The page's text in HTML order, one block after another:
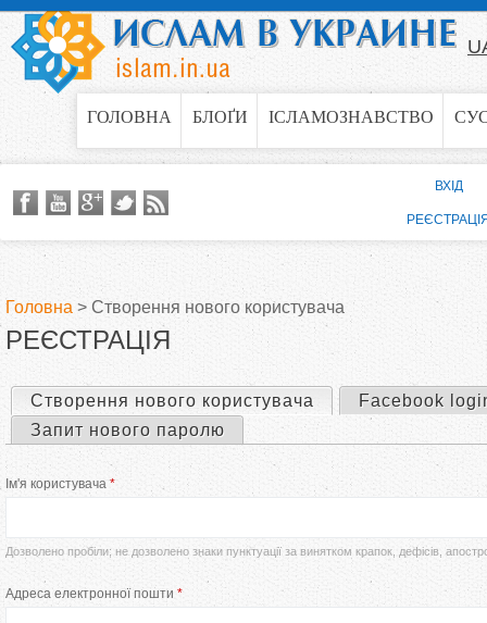
Jump to navigation
ГОЛОВНА БЛОҐИ ІСЛАМОЗНАВСТВО
В
є
у
т
Головна > Створення нового користувача
РЕЄСТРАЦІЯ
е
в
Створення нового користувача (активна вкладка)
Facebook
Запит нового паролю
Ім'я користувача *
Дозволено пробіли; не дозволено знаки пунктуації за винятком крапок, дефісів,
Адреса електронної пошти *
ВХІД